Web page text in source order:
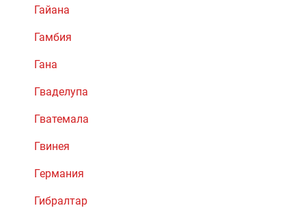
Гайана
Гамбия
Гана
Гваделупа
Гватемала
Гвинея
Германия
Гибралтар